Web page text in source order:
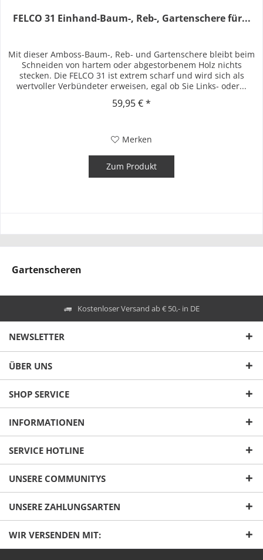
FELCO 31 Einhand-Baum-, Reb-, Gartenschere für...
Mit dieser Amboss-Baum-, Reb- und Gartenschere bleibt beim
Schneiden von hartem oder abgestorbenem Holz nichts
stecken. Die FELCO 31 ist extrem scharf und wird sich als
wertvoller Verbündeter erweisen, egal ob Sie Links- oder...
59,95 € *
Merken
Zum Produkt
Gartenscheren
Kostenloser Versand ab € 50,- in DE
NEWSLETTER
ÜBER UNS
SHOP SERVICE
INFORMATIONEN
SERVICE HOTLINE
UNSERE COMMUNITYS
UNSERE ZAHLUNGSARTEN
WIR VERSENDEN MIT: